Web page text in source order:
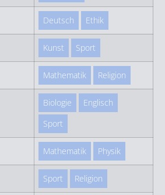
Deutsch Ethik
Kunst Sport
Mathematik Religion
Biologie
Englisch
Sport
Mathematik Physik
Sport Religion